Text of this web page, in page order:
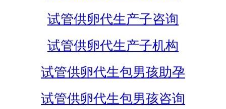
试管供卵代生产子咨询
试管供卵代生产子机构
试管供卵代生包男孩助孕
试管供卵代生包男孩咨询